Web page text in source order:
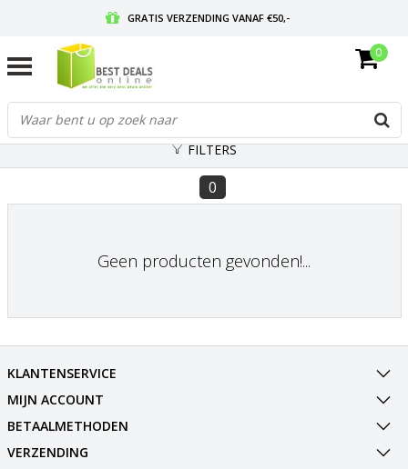
GRATIS VERZENDING VANAF €50,-
GRATIS RETOURNEREN EN 30 DAGEN BEDENKTIJD
0
FILTERS
0
Geen producten gevonden!...
KLANTENSERVICE
MIJN ACCOUNT
BETAALMETHODEN
VERZENDING